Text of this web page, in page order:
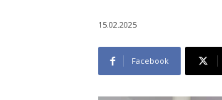
15.02.2025
Facebook